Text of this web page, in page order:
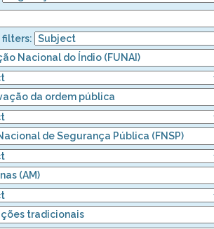
filters: